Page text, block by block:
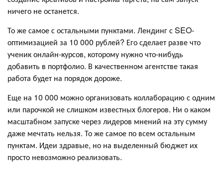
ничего не останется.
То же самое с остальными пунктами. Лендинг с SEO-
оптимизацией за 10 000 рублей? Его сделает разве что
ученик онлайн-курсов, которому нужно что-нибудь
добавить в портфолио. В качественном агентстве такая
работа будет на порядок дороже.
Еще на 10 000 можно организовать коллаборацию с одним
или парочкой не слишком известных блогеров. Ни о каком
масштабном запуске через лидеров мнений на эту сумму
даже мечтать нельзя. То же самое по всем остальным
пунктам. Идеи здравые, но на выделенный бюджет их
просто невозможно реализовать.